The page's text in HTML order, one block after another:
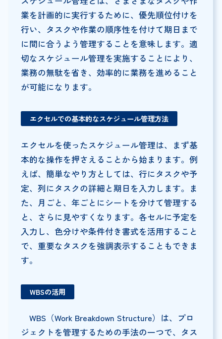
業を計画的に実行するために、優先順位付けを
行い、タスクや作業の順序性を付けて期日まで
に間に合うよう管理することを意味します。適
切なスケジュール管理を実施することにより、
業務の無駄を省き、効率的に業務を進めること
が可能になります。
エクセルでの基本的なスケジュール管理方法
エクセルを使ったスケジュール管理は、まず基
本的な操作を押さえることから始まります。例
えば、簡単なやり方としては、行にタスクや予
定、列にタスクの詳細と期日を入力します。ま
た、月ごと、年ごとにシートを分けて管理する
と、さらに見やすくなります。各セルに予定を
入力し、色分けや条件付き書式を活用すること
で、重要なタスクを強調表示することもできま
す。
WBSの活用
WBS（Work Breakdown Structure）は、プロ
ジェクトを管理するための手法の一つで、タス